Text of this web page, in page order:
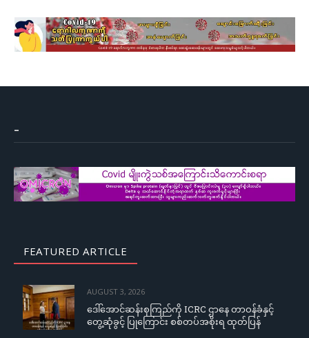
–
FEATURED ARTICLE
AUGUST 3, 2026
ဒေါ်အောင်ဆန်းစုကြည်ကို ICRC ဌာနေ တာဝန်ခံနှင့်
တွေ့ဆုံခွင့် ပြုကြောင်း စစ်တပ်အစိုးရ ထုတ်ပြန်